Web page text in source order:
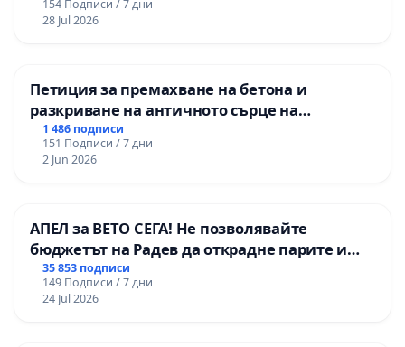
републиканския път между пътен възел АМ
„Тракия“ - гр. Ихтиман - с. Мирово - к.к.
154 Подписи / 7 дни
28 Jul 2026
Петиция за премахване на бетона и
разкриване на античното сърце на
Могиланската могила във Враца
1 486 подписи
151 Подписи / 7 дни
2 Jun 2026
АПЕЛ за ВЕТО СЕГА! Не позволявайте
бюджетът на Радев да открадне парите и
правата ни в тъмното
35 853 подписи
149 Подписи / 7 дни
24 Jul 2026